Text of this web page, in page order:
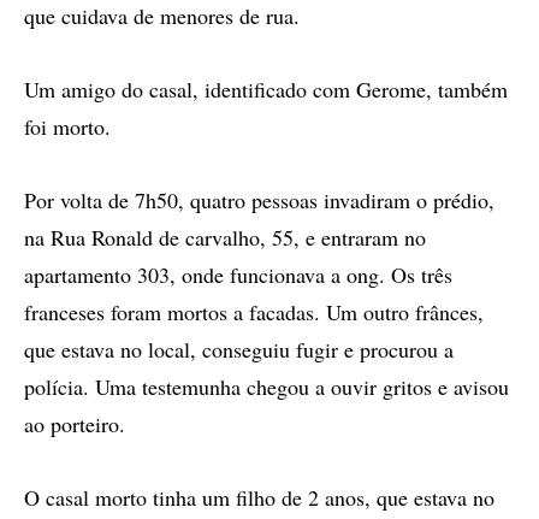
que cuidava de menores de rua.
Um amigo do casal, identificado com Gerome, também
foi morto.
Por volta de 7h50, quatro pessoas invadiram o prédio,
na Rua Ronald de carvalho, 55, e entraram no
apartamento 303, onde funcionava a ong. Os três
franceses foram mortos a facadas. Um outro frânces,
que estava no local, conseguiu fugir e procurou a
polícia. Uma testemunha chegou a ouvir gritos e avisou
ao porteiro.
O casal morto tinha um filho de 2 anos, que estava no